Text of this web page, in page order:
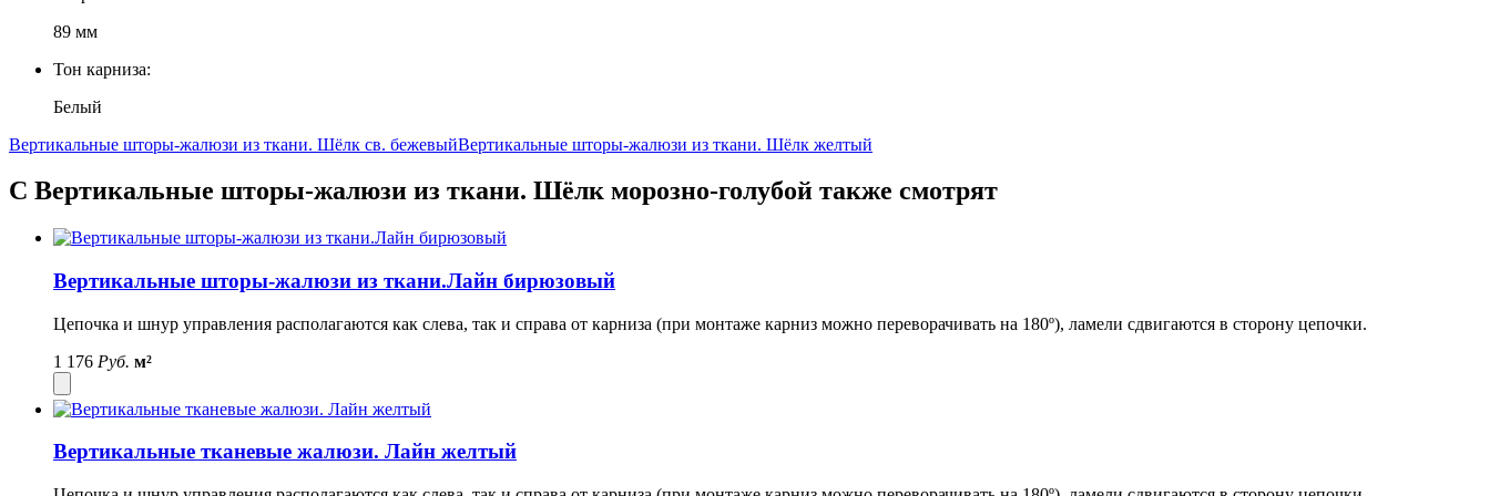
89 мм
Тон карниза:
Белый
Вертикальные шторы-жалюзи из ткани. Шёлк св. бежевыйВертикальные шторы-жалюзи из ткани. Шёлк желтый
С Вертикальные шторы-жалюзи из ткани. Шёлк морозно-голубой также смотрят
Вертикальные шторы-жалюзи из ткани.Лайн бирюзовый
Цепочка и шнур управления располагаются как слева, так и справа от карниза (при монтаже карниз можно переворачивать на 180º), ламели сдвигаются в сторону цепочки.
1 176 Руб. м²
Вертикальные тканевые жалюзи. Лайн желтый